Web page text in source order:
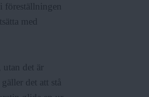
föreställningen
med
det är
det att stå